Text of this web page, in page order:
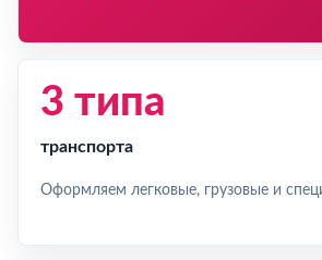
3 типа
транспорта
Оформляем легковые, грузовые и